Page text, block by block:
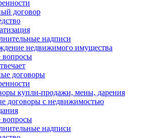
договор
надписи
недвижимого имущества
договоры
купли-продажи, мены, дарения
договоры с недвижимостью
надписи